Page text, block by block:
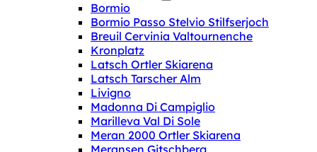
Bormio
Bormio Passo Stelvio Stilfserjoch
Breuil Cervinia Valtournenche
Kronplatz
Latsch Ortler Skiarena
Latsch Tarscher Alm
Livigno
Madonna Di Campiglio
Marilleva Val Di Sole
Meran 2000 Ortler Skiarena
Meransen Gitschberg